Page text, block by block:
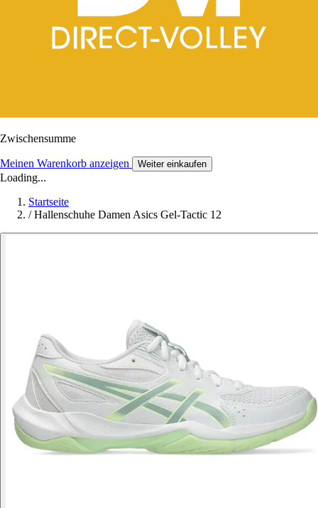
Zwischensumme
Meinen Warenkorb anzeigen Weiter einkaufen
Loading...
Startseite
/ Hallenschuhe Damen Asics Gel-Tactic 12